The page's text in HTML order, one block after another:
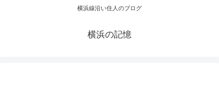
横浜線沿い住人のブログ
横浜の記憶